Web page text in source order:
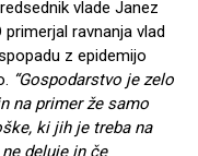
vlade Janez
primerjal ravnanja vlad
z epidemijo
“Gospodarstvo je zelo
na primer že samo
ki jih je treba na
deluje in če